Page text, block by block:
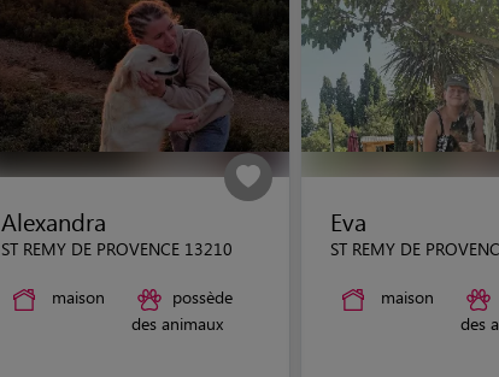
Alexandra
ST REMY DE PROVENCE 13210
maison
possède
des animaux
Eva
ST REMY DE
maison
des